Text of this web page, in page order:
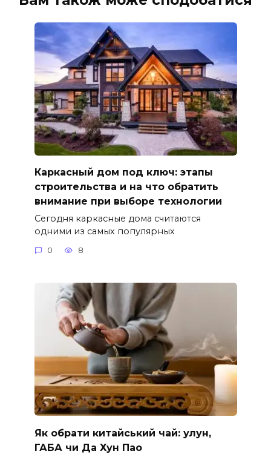
Каркасный дом под ключ: этапы
строительства и на что обратить
внимание при выборе технологии
Сегодня каркасные дома считаются
одними из самых популярных
0 8
Як обрати китайський чай: улун,
ГАБА чи Да Хун Пао